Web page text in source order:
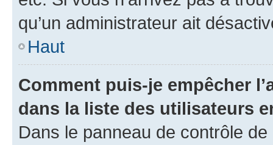
qu’un administrateur ait
Haut
Comment puis-je empêcher
dans la liste des utilisateurs
Dans le panneau de contrôle